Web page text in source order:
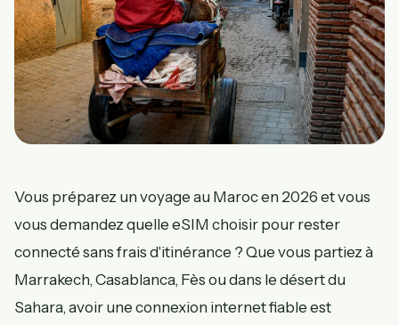
Vous préparez un voyage au Maroc en 2026 et vous
vous demandez quelle eSIM choisir pour rester
connecté sans frais d'itinérance ? Que vous partiez à
Marrakech, Casablanca, Fès ou dans le désert du
Sahara, avoir une connexion internet fiable est